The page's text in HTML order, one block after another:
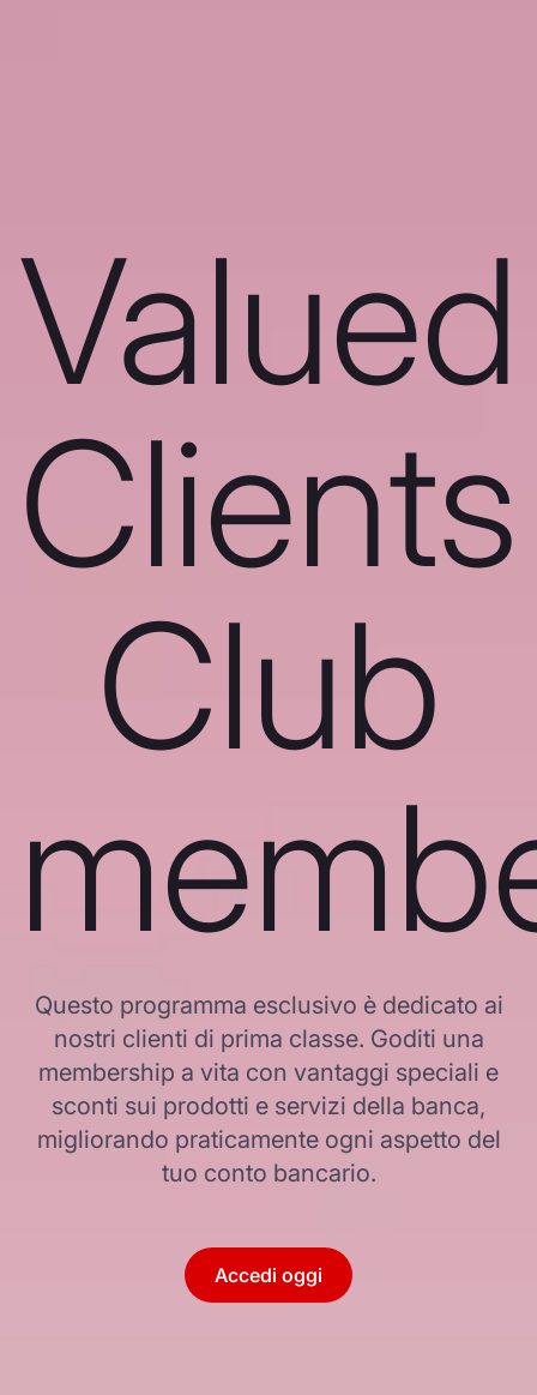
Valued
Clients
Club
Questo programma esclusivo è dedicato ai
nostri clienti di prima classe. Goditi una
membership a vita con vantaggi speciali e
sconti sui prodotti e servizi della banca,
migliorando praticamente ogni aspetto del
tuo conto bancario.
Accedi oggi